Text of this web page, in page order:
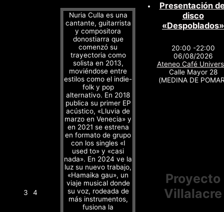
3 4
Nuria Culla es una
cantante, guitarrista
y compositora
donostiarra que
comenzó su
trayectoria como
solista en 2013,
moviéndose entre
estilos como el indie-
folk y pop
alternativo. En 2018
publica su primer EP
acústico, «Lluvia de
marzo en Venecia» y
en 2021 se estrena
en formato de grupo
con los singles «I
used to» y «casi
nada». En 2024 ve la
luz su nuevo trabajo,
«Hamaika gau», un
viaje musical donde
su voz, rodeada de
más instrumentos,
fusiona la
Presentación
disco
«Despoblados»
20:00 -22:00
06/08/2026
Ateneo Café
Calle Mayor 28
(MEDINA DE
Proyecto
Villalacre